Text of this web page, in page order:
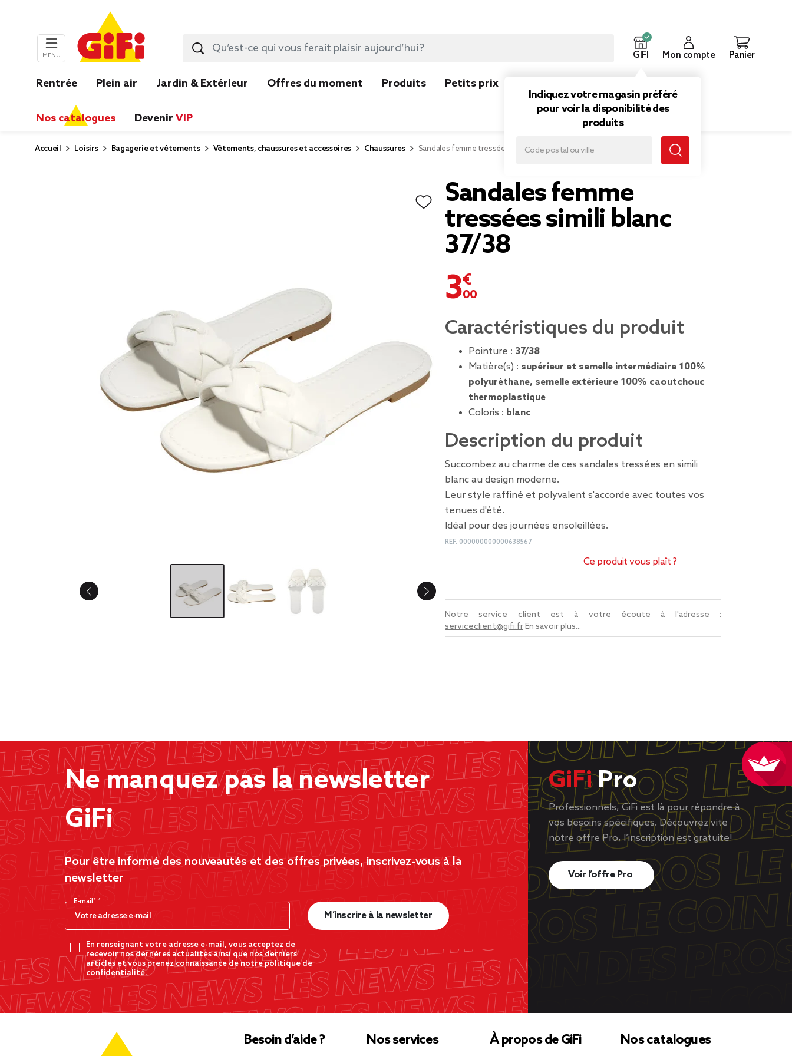
MENU GIFI
Indiquez votre magasin préféré
pour voir la disponibilité des
produits
Mon compte Panier
Rentrée Plein air Jardin & Extérieur Offres du moment Produits Petits prix
Nos catalogues Devenir VIP
Accueil Loisirs Bagagerie et vêtements Vêtements, chaussures et accessoires Chaussures Sandales femme tressées simili blanc 37/38
Sandales femme
tressées simili blanc
37/38
3,00 €
Caractéristiques du produit
Pointure : 37/38
Matière(s) : supérieur et semelle intermédiaire 100%
polyuréthane, semelle extérieure 100% caoutchouc
thermoplastique
Coloris : blanc
Description du produit
Succombez au charme de ces sandales tressées en simili
blanc au design moderne.
Leur style raffiné et polyvalent s'accorde avec toutes vos
tenues d'été.
Idéal pour des journées ensoleillées.
REF. 000000000000638567
Ce produit vous plaît ?
Notre service client est à votre écoute à l'adresse :
serviceclient@gifi.frEn savoir plus...
Ne manquez pas la newsletter
GiFi
Pour être informé des nouveautés et des offres privées, inscrivez-vous à la
newsletter
E-mail*
En renseignant votre adresse e-mail, vous acceptez de
recevoir nos dernères actualités ainsi que nos derniers
articles et vous prenez connaissance de notre politique de
confidentialité.
M’inscrire à la newsletter
GiFiPro
Professionnels, GiFi est là pour répondre à
vos besoins spécifiques. Découvrez vite
notre offre Pro, l’inscription est gratuite!
Voir l’offre Pro
Besoin d’aide ? Nos services À propos de GiFi Nos catalogues